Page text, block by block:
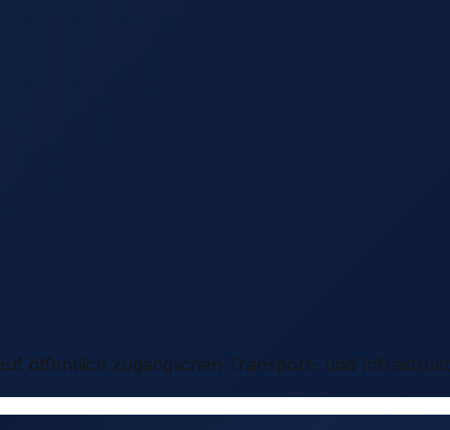
öffentlich zugänglichen Transport- und